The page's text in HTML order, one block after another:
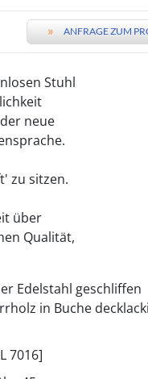
» ANFRAGE ZUM
Stuhl
neue
zu sitzen.
über
Qualität,
Edelstahl geschliffen
in Buche
7016]